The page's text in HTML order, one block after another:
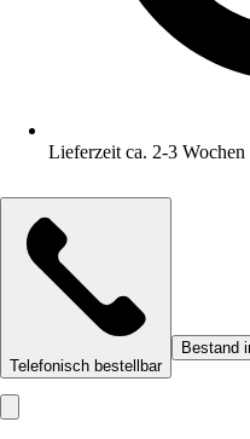
Lieferzeit ca. 2-3 Wochen
Telefonisch bestellbar
Bestand